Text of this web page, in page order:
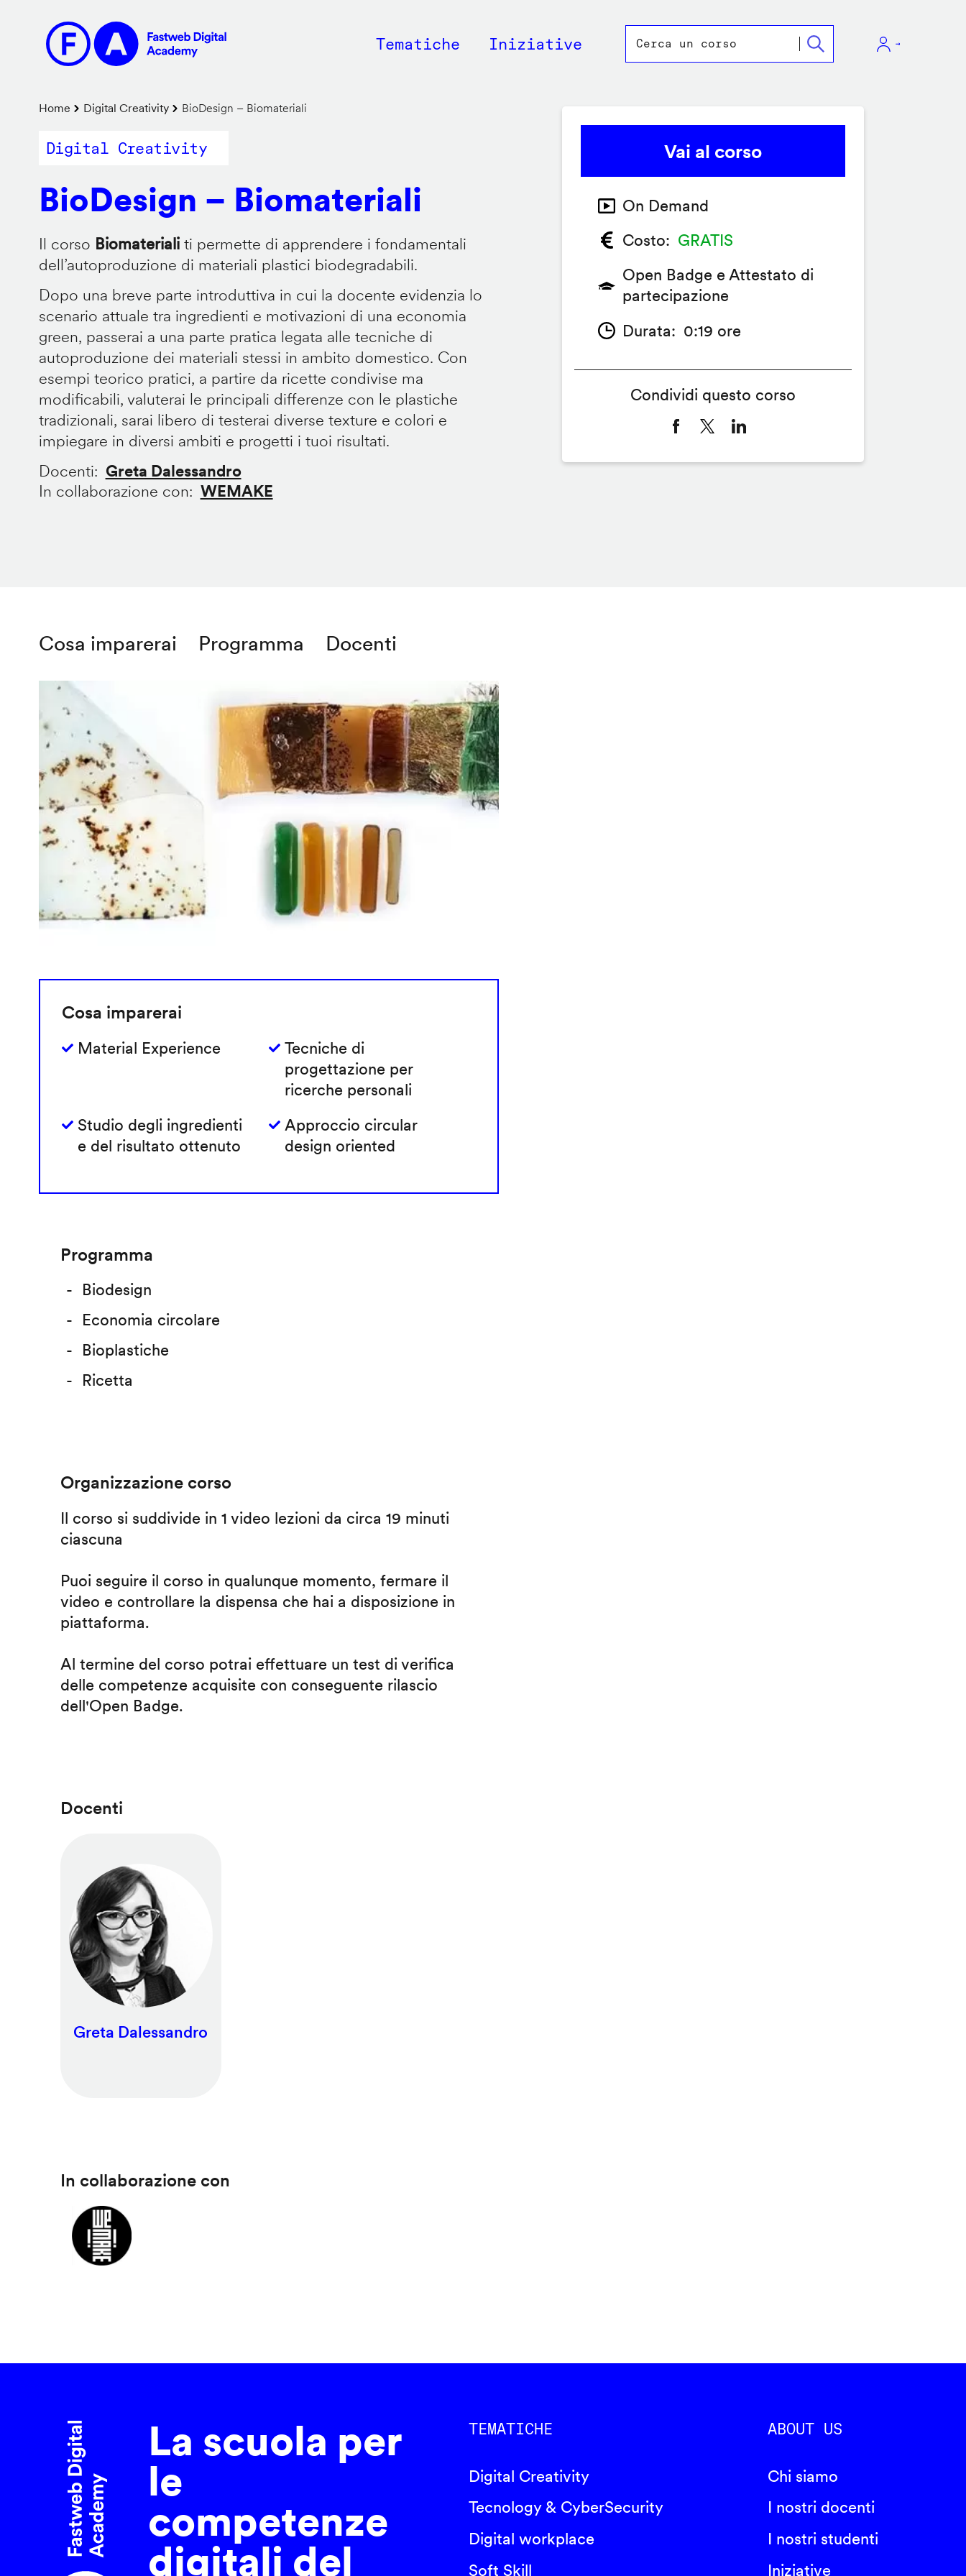
contenuto
principale
Main
Tematiche Iniziative
Briciole
di
Home Digital Creativity BioDesign – Biomateriali
Digital Creativity
BioDesign – Biomateriali
Il corso Biomaterialiti permette di apprendere i fondamentali
dell’autoproduzione di materiali plastici biodegradabili.
Dopo una breve parte introduttiva in cui la docente evidenzia lo
scenario attuale tra ingredienti e motivazioni di una economia
green, passerai a una parte pratica legata alle tecniche di
autoproduzione dei materiali stessi in ambito domestico. Con
esempi teorico pratici, a partire da ricette condivise ma
modificabili, valuterai le principali differenze con le plastiche
tradizionali, sarai libero di testerai diverse texture e colori e
impiegare in diversi ambiti e progetti i tuoi risultati.
Docenti
Greta Dalessandro
In collaborazione con
WEMAKE
Cosa imparerai Programma Docenti
Cosa imparerai
Material Experience
Tecniche di
progettazione per
ricerche personali
Studio degli ingredienti
e del risultato ottenuto
Approccio circular
design oriented
Programma
Biodesign
Economia circolare
Bioplastiche
Ricetta
Organizzazione corso
Il corso si suddivide in 1 video lezioni da circa 19 minuti
ciascuna
Puoi seguire il corso in qualunque momento, fermare il
video e controllare la dispensa che hai a disposizione in
piattaforma.
Al termine del corso potrai effettuare un test di verifica
delle competenze acquisite con conseguente rilascio
dell'Open Badge.
Docenti
Greta Dalessandro
In collaborazione con
Vai al corso
On Demand
Costo
GRATIS
Open Badge e Attestato di
partecipazione
Durata
0:19 ore
Condividi questo corso
La scuola per
le
competenze
digitali del
TEMATICHE
Digital Creativity
Tecnology & CyberSecurity
Digital workplace
Soft Skill
ABOUT US
Chi siamo
I nostri docenti
I nostri studenti
Iniziative